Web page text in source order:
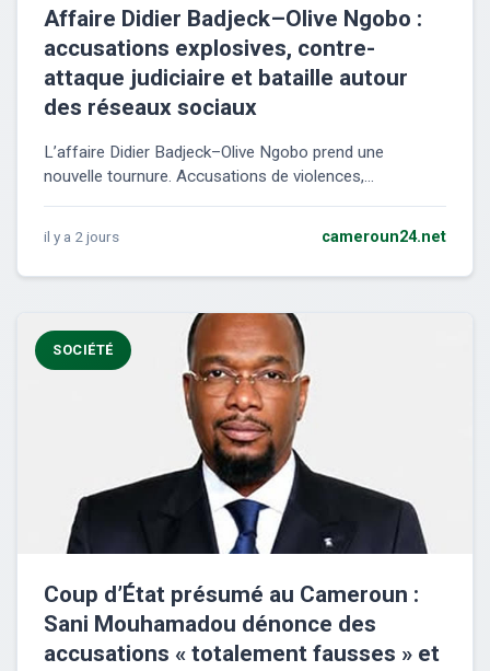
Affaire Didier Badjeck–Olive Ngobo :
accusations explosives, contre-
attaque judiciaire et bataille autour
des réseaux sociaux
L’affaire Didier Badjeck–Olive Ngobo prend une
nouvelle tournure. Accusations de violences,...
il y a 2 jours cameroun24.net
SOCIÉTÉ
Coup d’État présumé au Cameroun :
Sani Mouhamadou dénonce des
accusations « totalement fausses » et